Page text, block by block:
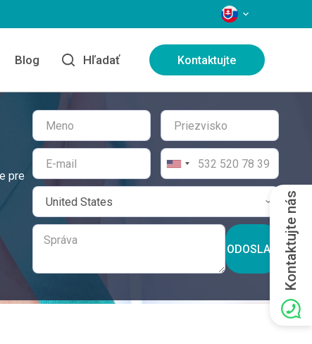
JAZYKY
Blog Hľadať Kontaktujte
pre
ODOSLAŤ Kontaktujte nás